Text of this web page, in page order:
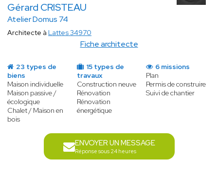
Gérard CRISTEAU
Atelier Domus 74
Fiche architecte
Architecte à Lattes 34970
23 types de
biens
Maison individuelle
Maison passive /
écologique
Chalet / Maison en
bois
15 types de
travaux
Construction neuve
Rénovation
Rénovation
énergétique
6 missions
Plan
Permis de construire
Suivi de chantier
ENVOYER UN MESSAGE
Réponse sous 24 heures